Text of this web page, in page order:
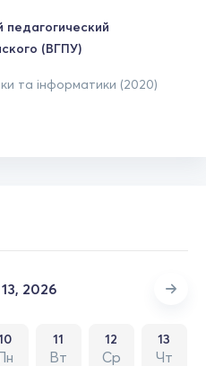
педагогический
(ВГПУ)
та інформатики (2020)
2026
11
Вт
12
Ср
13
Чт